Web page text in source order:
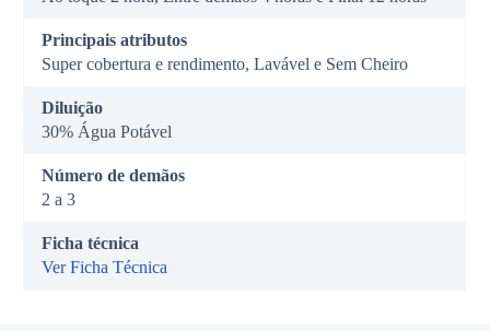
Principais atributos
Super cobertura e rendimento, Lavável e Sem Cheiro
Diluição
30% Água Potável
Número de demãos
2 a 3
Ficha técnica
Ver Ficha Técnica